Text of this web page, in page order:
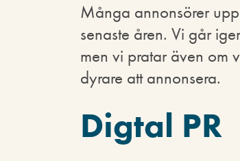
Många annonsörer
senaste åren. Vi går
men vi pratar även om
dyrare att annonsera.
Digtal PR